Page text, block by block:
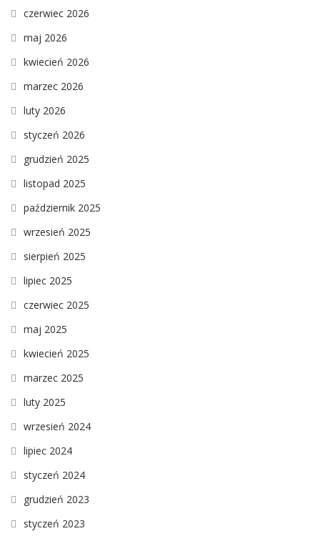
czerwiec 2026
maj 2026
kwiecień 2026
marzec 2026
luty 2026
styczeń 2026
grudzień 2025
listopad 2025
październik 2025
wrzesień 2025
sierpień 2025
lipiec 2025
czerwiec 2025
maj 2025
kwiecień 2025
marzec 2025
luty 2025
wrzesień 2024
lipiec 2024
styczeń 2024
grudzień 2023
styczeń 2023